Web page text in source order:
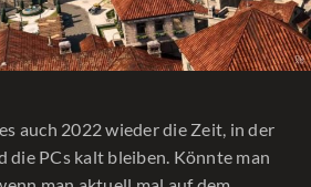
auch 2022 wieder die Zeit, in der
die PCs kalt bleiben. Könnte man